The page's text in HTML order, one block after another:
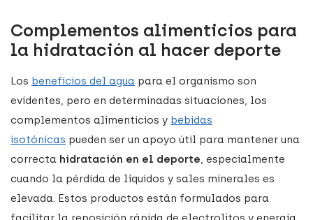
Complementos alimenticios para
la hidratación al hacer deporte
Los beneficios del agua para el organismo son
evidentes, pero en determinadas situaciones, los
complementos alimenticios y bebidas
isotónicas pueden ser un apoyo útil para mantener una
correcta hidratación en el deporte, especialmente
cuando la pérdida de líquidos y sales minerales es
elevada. Estos productos están formulados para